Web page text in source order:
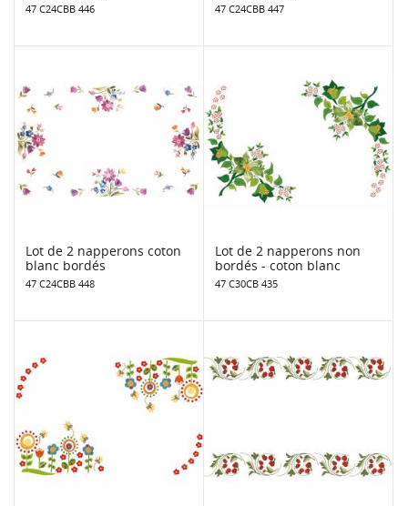
47 C24CBB 446 47 C24CBB 447
Lot de 2 napperons coton
blanc bordés
47 C24CBB 448
Lot de 2 napperons non
bordés - coton blanc
47 C30CB 435